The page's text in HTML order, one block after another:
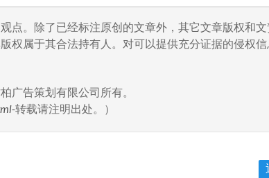
点。除了已经标注原创的文章外，其它文章版权和
权属于其合法持有人。对可以提供充分证据的侵权
广告策划有限公司所有。
-转载请注明出处。）